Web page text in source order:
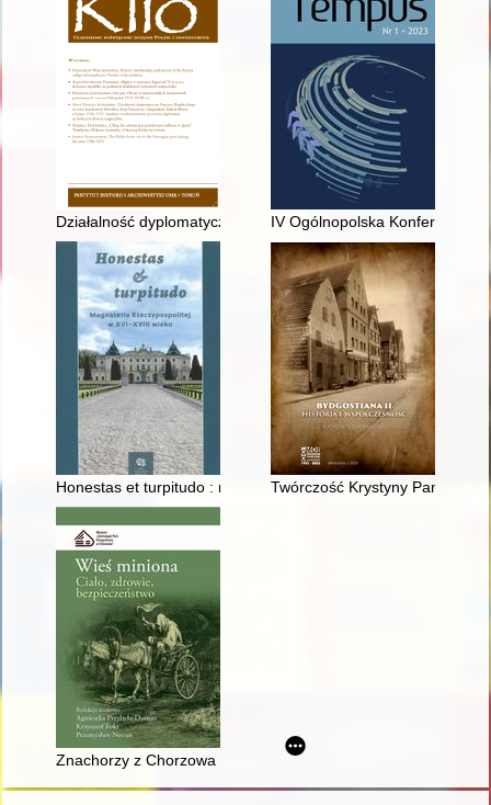
Działalność dyplomatyczna Tomasza Mogilnickiego na rzecz
IV Ogólnopolska Konferencja
Honestas et turpitudo : magnateria Rzeczypospolitej w XVI-
Twórczość Krystyny Panasik w
Znachorzy z Chorzowa w dwudziestoleciu międzywojennym :